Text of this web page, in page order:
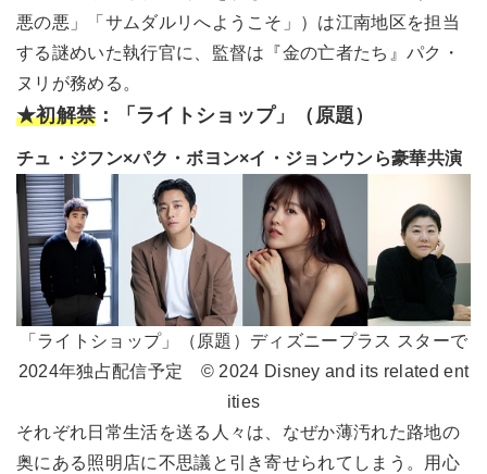
悪の悪」「サムダルリへようこそ」）は江南地区を担当
する謎めいた執行官に、監督は『金の亡者たち』パク・
ヌリが務める。
★初解禁 ：「ライトショップ」（原題）
チュ・ジフン×パク・ボヨン×イ・ジョンウンら豪華共演
「ライトショップ」（原題）ディズニープラス スターで
2024年独占配信予定 © 2024 Disney and its related ent
ities
それぞれ日常生活を送る人々は、なぜか薄汚れた路地の
奥にある照明店に不思議と引き寄せられてしまう。用心